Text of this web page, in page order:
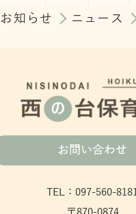
お知らせ ニュース
お問い合わせ
TEL：097-560-8181
〒870-0874